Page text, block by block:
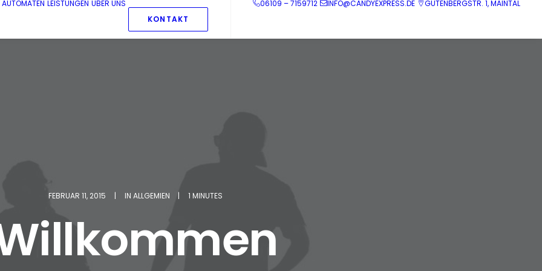
AUTOMATEN LEISTUNGEN ÜBER UNS
KONTAKT
06109 – 7159712 INFO@CANDYEXPRESS.DE GUTENBERGSTR. 1, MAINTAL
FEBRUAR 11, 2015 | IN ALLGEMIEN | 1 MINUTES